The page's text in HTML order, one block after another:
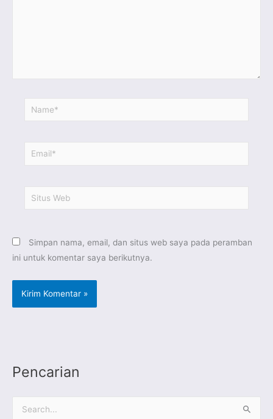
Name*
Email*
Situs
Simpan nama, email, dan situs web saya pada peramban
ini untuk komentar saya berikutnya.
Pencarian